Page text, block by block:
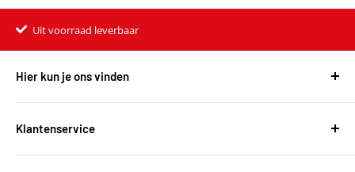
Uit voorraad leverbaar
Hier kun je ons vinden
Harvest Automotive B.V.
De Wel 34a
Klantenservice
Over ons